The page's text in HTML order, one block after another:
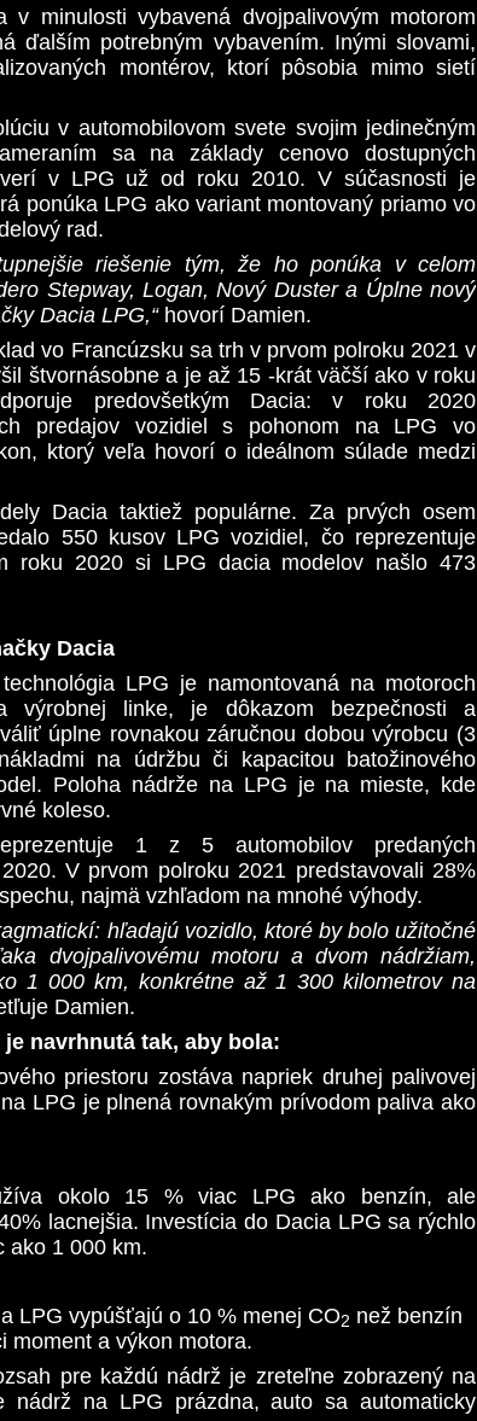
v minulosti vybavená dvojpalivovým motorom
ďalším potrebným vybavením. Inými slovami,
montérov, ktorí pôsobia mimo sietí
v automobilovom svete svojim jedinečným
sa na základy cenovo dostupných
v LPG už od roku 2010. V súčasnosti je
ponúka LPG ako variant montovaný priamo vo
rad.
riešenie tým, že ho ponúka v celom
Stepway, Logan, Nový Duster a Úplne nový
Dacia LPG,“hovorí Damien.
vo Francúzsku sa trh v prvom polroku 2021 v
štvornásobne a je až 15 -krát väčší ako v roku
predovšetkým Dacia: v roku 2020
predajov vozidiel s pohonom na LPG vo
ktorý veľa hovorí o ideálnom súlade medzi
Dacia taktiež populárne. Za prvých osem
550 kusov LPG vozidiel, čo reprezentuje
roku 2020 si LPG dacia modelov našlo 473
Dacia
LPG je namontovaná na motoroch
linke, je dôkazom bezpečnosti a
úplne rovnakou záručnou dobou výrobcu (3
na údržbu či kapacitou batožinového
Poloha nádrže na LPG je na mieste, kde
koleso.
1 z 5 automobilov predaných
V prvom polroku 2021 predstavovali 28%
najmä vzhľadom na mnohé výhody.
hľadajú vozidlo, ktoré by bolo užitočné
dvojpalivovému motoru a dvom nádržiam,
1 000 km, konkrétne až 1 300 kilometrov na
Damien.
navrhnutá tak, aby bola:
priestoru zostáva napriek druhej palivovej
LPG je plnená rovnakým prívodom paliva ako
okolo 15 % viac LPG ako benzín, ale
lacnejšia. Investícia do Dacia LPG sa rýchlo
ako 1 000 km.
LPG vypúšťajú o 10 % menej CO2 než benzín
moment a výkon motora.
pre každú nádrž je zreteľne zobrazený na
nádrž na LPG prázdna, auto sa automaticky